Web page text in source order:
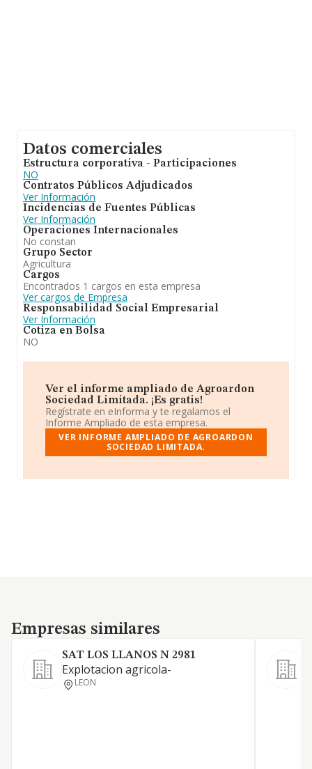
Datos comerciales
Estructura corporativa - Participaciones
NO
Contratos Públicos Adjudicados
Ver Información
Incidencias de Fuentes Públicas
Ver Información
Operaciones Internacionales
No constan
Grupo Sector
Agricultura
Cargos
Encontrados 1 cargos en esta empresa
Ver cargos de Empresa
Responsabilidad Social Empresarial
Ver Información
Cotiza en Bolsa
NO
Ver el informe ampliado de Agroardon
Sociedad Limitada. ¡Es gratis!
Regístrate en eInforma y te regalamos el
Informe Ampliado de esta empresa.
VER INFORME AMPLIADO DE AGROARDON
SOCIEDAD LIMITADA.
Empresas similares
Empresas similares
SAT LOS LLANOS N 2981
Explotacion agricola-
LEON